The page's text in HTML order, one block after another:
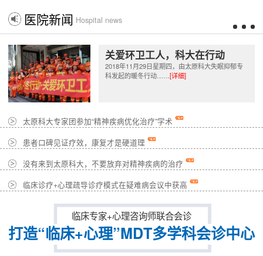
医院新闻 Hospital news
关爱环卫工人，科大在行动
2018年11月29日星期四，由太原科大失眠抑郁专
科发起的暖冬行动……[详细]
太原科大专家团参加“精神疾病优化治疗”学术
患者口碑见证疗效，康复才是硬道理
没有来到太原科大，不要放弃对精神疾病的治疗
临床诊疗+心理疏导诊疗模式在疑难病会议中获高
临床专家+心理咨询师联合会诊
打造“临床+心理”MDT多学科会诊中心